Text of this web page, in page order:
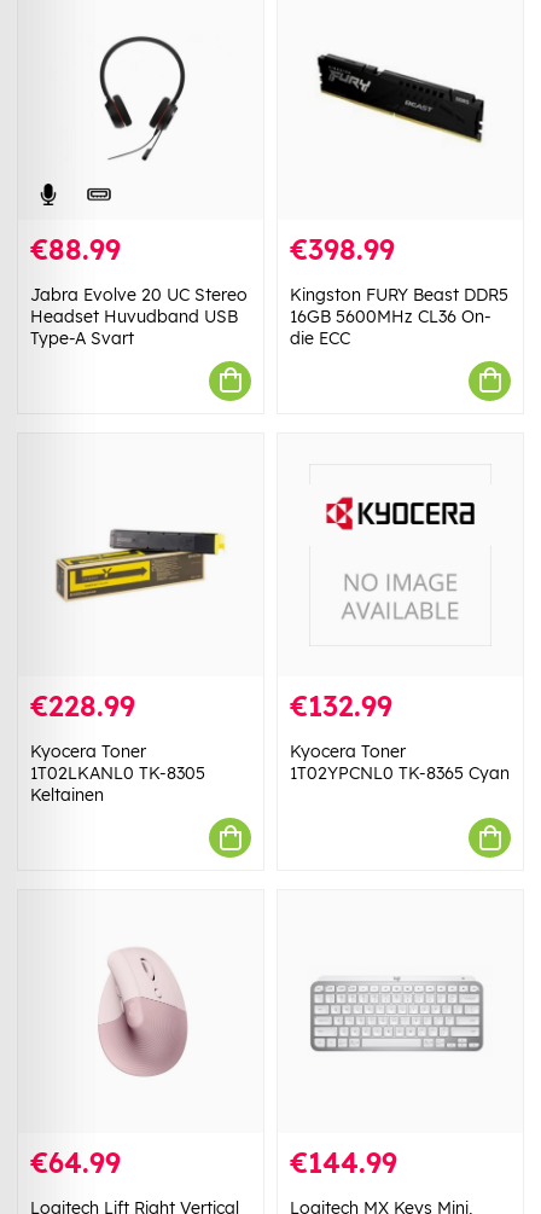
€88.99
Jabra Evolve 20 UC Stereo
Headset Huvudband USB
Type-A Svart
€398.99
Kingston FURY Beast DDR5
16GB 5600MHz CL36 On-
die ECC
€228.99
Kyocera Toner
1T02LKANL0 TK-8305
Keltainen
€132.99
Kyocera Toner
1T02YPCNL0 TK-8365 Cyan
€64.99
Logitech Lift Right Vertical
€144.99
Logitech MX Keys Mini,